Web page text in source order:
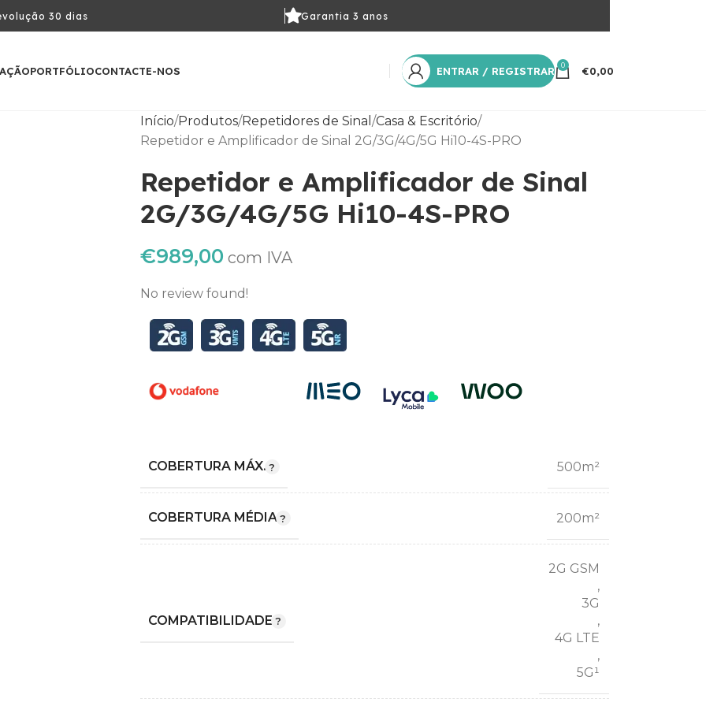
PORTFÓLIOCONTACTE-NOS ENTRAR / REGISTRAR 0 €0,00
Início Produtos Repetidores de Sinal Casa & Escritório
Repetidor e Amplificador de Sinal 2G/3G/4G/5G Hi10-4S-PRO
Repetidor e Amplificador de Sinal
2G/3G/4G/5G Hi10-4S-PRO
€989,00 com IVA
No review found!
COBERTURA MÁX. 500m²
COBERTURA MÉDIA 200m²
COMPATIBILIDADE
2G GSM
,
3G
,
4G LTE
,
5G¹
30 dias Garantia 3 anos